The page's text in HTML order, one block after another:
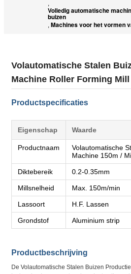
,
Volledig automatische
buizen
, Machines voor het vormen
Volautomatische Stalen
Machine Roller Forming Mill
Productspecificaties
Eigenschap Waarde
Productnaam
Volautomatische
Machine 150m /
Diktebereik 0.2-0.35mm
Millsnelheid Max. 150m/min
Lassoort H.F. Lassen
Grondstof Aluminium strip
Productbeschrijving
De Volautomatische Stalen Buizen